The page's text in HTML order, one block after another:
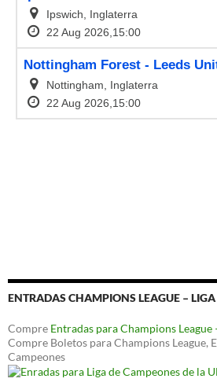
ENTRADAS CHAMPIONS LEAGUE –
Compre Entradas para Champions League
Compre Boletos para Champions League,
Campeones